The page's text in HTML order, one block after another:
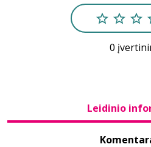
0
Leidinio